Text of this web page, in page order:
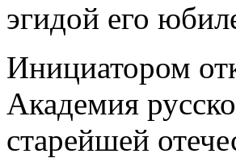
эгидой его
Инициатором
Академия
старейшей